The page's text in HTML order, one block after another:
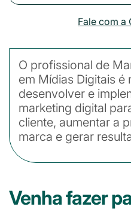
Fale com a
O profissional de
em Mídias Digitais
desenvolver e
marketing digital
cliente, aumentar a
marca e gerar
Venha fazer